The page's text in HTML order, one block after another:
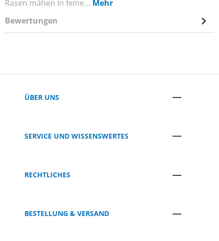
Rasen mähen in feine… Mehr
Bewertungen
ÜBER UNS
SERVICE UND WISSENSWERTES
RECHTLICHES
BESTELLUNG & VERSAND